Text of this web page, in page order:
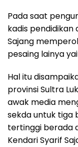
Pada saat
kadis pendidikan
Sajang
pesaing lainya
Hal itu
provinsi Sultra
awak media
sekda untuk tiga
tertinggi berada
Kendari Syarif